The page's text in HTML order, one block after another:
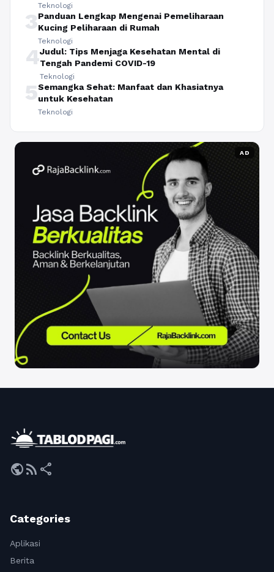
Teknologi
3Panduan Lengkap Mengenai Pemeliharaan
Kucing Peliharaan di Rumah
Teknologi
4Judul: Tips Menjaga Kesehatan Mental di
Tengah Pandemi COVID-19
Teknologi
5Semangka Sehat: Manfaat dan Khasiatnya
untuk Kesehatan
Teknologi
AD
publicrss_feed share
Categories
Aplikasi
Berita